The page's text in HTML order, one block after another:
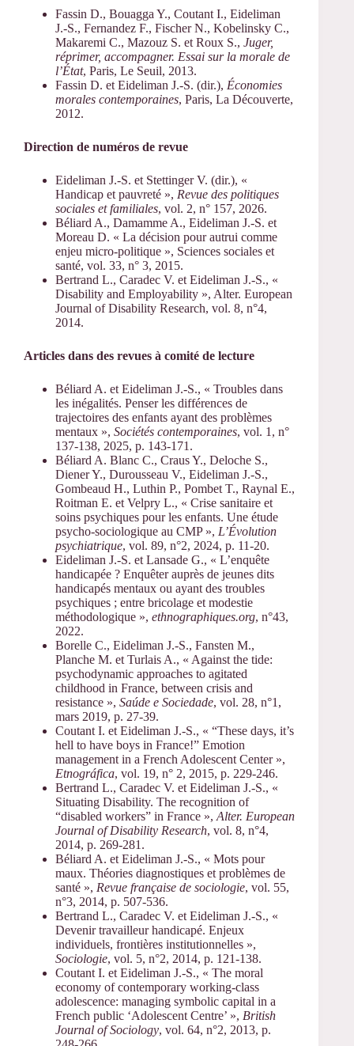
Fassin D., Bouagga Y., Coutant I., Eideliman
J.-S., Fernandez F., Fischer N., Kobelinsky C.,
Makaremi C., Mazouz S. et Roux S., Juger,
réprimer, accompagner. Essai sur la morale de
l’État, Paris, Le Seuil, 2013.
Fassin D. et Eideliman J.-S. (dir.), Économies
morales contemporaines, Paris, La Découverte,
2012.
Direction de numéros de revue
Eideliman J.-S. et Stettinger V. (dir.), «
Handicap et pauvreté », Revue des politiques
sociales et familiales, vol. 2, n° 157, 2026.
Béliard A., Damamme A., Eideliman J.-S. et
Moreau D. « La décision pour autrui comme
enjeu micro-politique », Sciences sociales et
santé, vol. 33, n° 3, 2015.
Bertrand L., Caradec V. et Eideliman J.-S., «
Disability and Employability », Alter. European
Journal of Disability Research, vol. 8, n°4,
2014.
Articles dans des revues à comité de lecture
Béliard A. et Eideliman J.-S., « Troubles dans
les inégalités. Penser les différences de
trajectoires des enfants ayant des problèmes
mentaux », Sociétés contemporaines, vol. 1, n°
137-138, 2025, p. 143-171.
Béliard A. Blanc C., Craus Y., Deloche S.,
Diener Y., Durousseau V., Eideliman J.-S.,
Gombeaud H., Luthin P., Pombet T., Raynal E.,
Roitman E. et Velpry L., « Crise sanitaire et
soins psychiques pour les enfants. Une étude
psycho-sociologique au CMP », L’Évolution
psychiatrique, vol. 89, n°2, 2024, p. 11-20.
Eideliman J.-S. et Lansade G., « L’enquête
handicapée ? Enquêter auprès de jeunes dits
handicapés mentaux ou ayant des troubles
psychiques ; entre bricolage et modestie
méthodologique », ethnographiques.org, n°43,
2022.
Borelle C., Eideliman J.-S., Fansten M.,
Planche M. et Turlais A., « Against the tide:
psychodynamic approaches to agitated
childhood in France, between crisis and
resistance », Saúde e Sociedade, vol. 28, n°1,
mars 2019, p. 27-39.
Coutant I. et Eideliman J.-S., « “These days, it’s
hell to have boys in France!” Emotion
management in a French Adolescent Center »,
Etnográfica, vol. 19, n° 2, 2015, p. 229-246.
Bertrand L., Caradec V. et Eideliman J.-S., «
Situating Disability. The recognition of
“disabled workers” in France », Alter. European
Journal of Disability Research, vol. 8, n°4,
2014, p. 269-281.
Béliard A. et Eideliman J.-S., « Mots pour
maux. Théories diagnostiques et problèmes de
santé », Revue française de sociologie, vol. 55,
n°3, 2014, p. 507-536.
Bertrand L., Caradec V. et Eideliman J.-S., «
Devenir travailleur handicapé. Enjeux
individuels, frontières institutionnelles »,
Sociologie, vol. 5, n°2, 2014, p. 121-138.
Coutant I. et Eideliman J.-S., « The moral
economy of contemporary working-class
adolescence: managing symbolic capital in a
French public ‘Adolescent Centre’ », British
Journal of Sociology, vol. 64, n°2, 2013, p.